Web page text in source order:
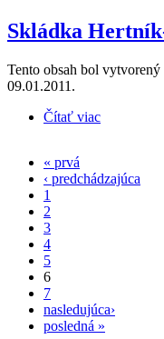
Skládka
Tento obsah bol
09.01.2011.
Čítať viac
Stránky
« prvá
‹ predchádzajúca
1
2
3
4
5
6
7
nasledujúca›
posledná »